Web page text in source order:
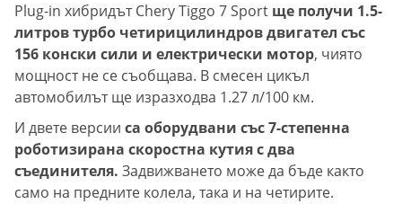
Plug-in хибридът Chery Tiggo 7 Sport ще получи 1.5-
литров турбо четирицилиндров двигател със
156 конски сили и електрически мотор, чиято
мощност не се съобщава. В смесен цикъл
автомобилът ще изразходва 1.27 л/100 км.
И двете версии са оборудвани със 7-степенна
роботизирана скоростна кутия с два
съединителя. Задвижването може да бъде както
само на предните колела, така и на четирите.